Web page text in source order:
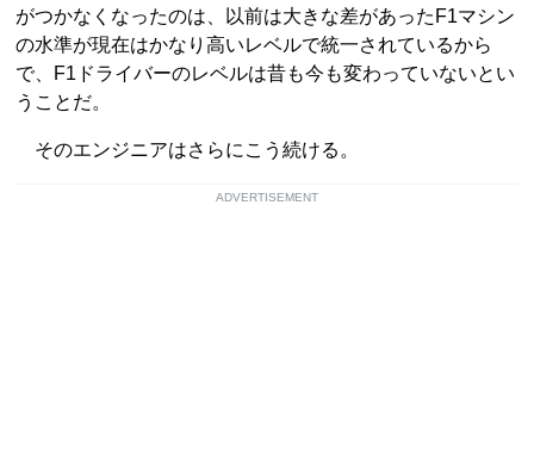
がつかなくなったのは、以前は大きな差があったF1マシン
の水準が現在はかなり高いレベルで統一されているから
で、F1ドライバーのレベルは昔も今も変わっていないとい
うことだ。
そのエンジニアはさらにこう続ける。
ADVERTISEMENT